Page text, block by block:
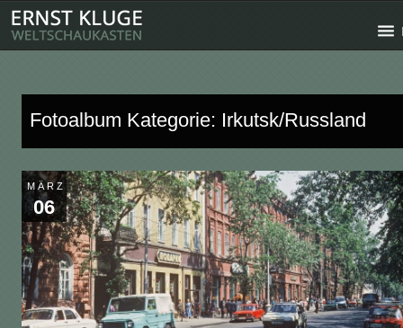
Fotoalbum Kategorie: Irkutsk/Russland
MÄRZ
06